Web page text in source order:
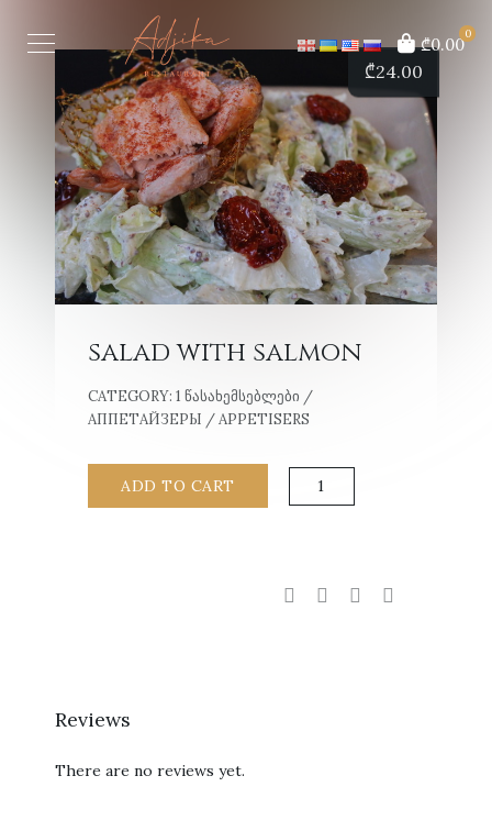
0
₾0.00
₾24.00
salad with salmon
CATEGORY: 1 ᲬᲐᲡᲐᲮᲔᲛᲡᲔᲑᲚᲔᲑᲘ /
АППЕТАЙЗЕРЫ / APPETISERS
ADD TO CART
salad
Reviews
There are no reviews yet.